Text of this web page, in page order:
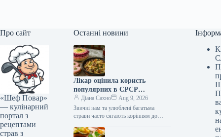
Про сайт
«Шеф Повар»
— кулінарний
портал з
рецептами
страв з
Останні новини
Лікар оцінила користь
популярних в СРСР
гастрономічних поєднань
Діана Сахно
Aug 9, 2026
Звичні нам та улюблені багатьма
страви часто сягають корінням до
навіюють приємну ностальгію. Але…